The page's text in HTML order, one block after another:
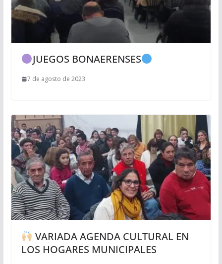
JUEGOS BONAERENSES
7 de agosto de 2023
VARIADA AGENDA CULTURAL EN
LOS HOGARES MUNICIPALES